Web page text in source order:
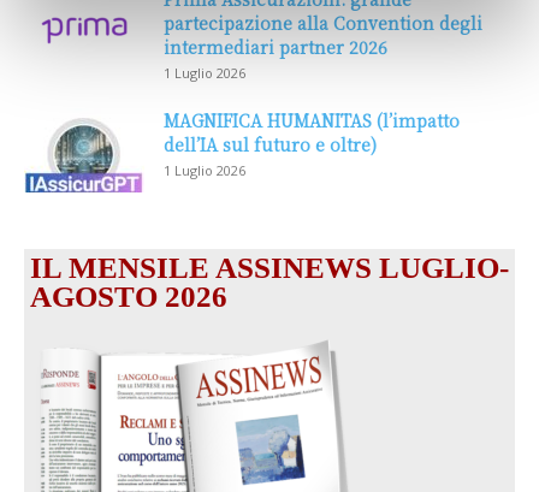
partecipazione alla Convention degli
intermediari partner 2026
1 Luglio 2026
MAGNIFICA HUMANITAS (l’impatto
dell’IA sul futuro e oltre)
1 Luglio 2026
IL MENSILE ASSINEWS LUGLIO-
AGOSTO 2026